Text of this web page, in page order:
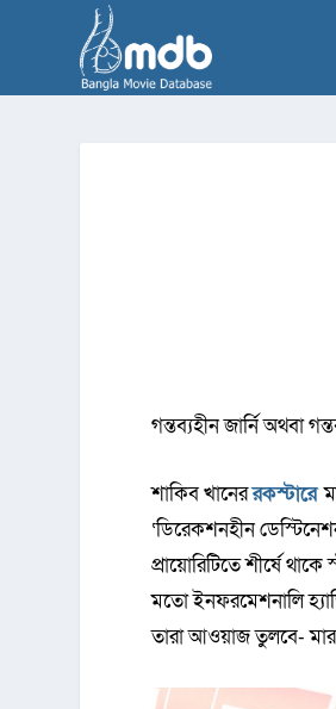
গন্তব্যহীন জার্নি অথবা
শাকিব খানেররকস্টারে
‘ডিরেকশনহীন
প্রায়োরিটিতে শীর্ষে
মতো ইনফরমেশনালি
তারা আওয়াজ তুলবে-